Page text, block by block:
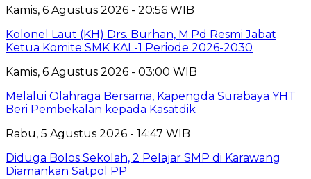
Kamis, 6 Agustus 2026 - 20:56 WIB
Kolonel Laut (KH) Drs. Burhan, M.Pd Resmi Jabat
Ketua Komite SMK KAL-1 Periode 2026-2030
Kamis, 6 Agustus 2026 - 03:00 WIB
Melalui Olahraga Bersama, Kapengda Surabaya YHT
Beri Pembekalan kepada Kasatdik
Rabu, 5 Agustus 2026 - 14:47 WIB
Diduga Bolos Sekolah, 2 Pelajar SMP di Karawang
Diamankan Satpol PP